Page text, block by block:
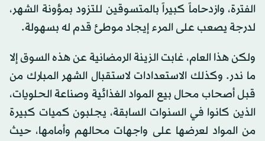
الفترة، وازدحاماً كبيراً بالمتسوقين للتزود بمؤونة الشهر،
لدرجة يصعب على المرء إيجاد موطئ قدم له بسهولة.
ولكن هذا العام، غابت الزينة الرمضانية عن هذه السوق إلا
ما ندر. وكذلك الاستعدادات لاستقبال الشهر المبارك من
قبل أصحاب محال بيع المواد الغذائية وصناعة الحلويات،
الذين كانوا في السنوات السابقة، يجلبون كميات كبيرة
من المواد لعرضها على واجهات محالهم وأمامها، حيث